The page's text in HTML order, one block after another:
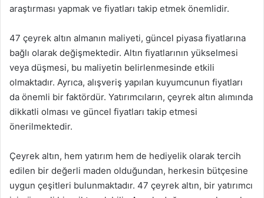
araştırması yapmak ve fiyatları takip etmek önemlidir.
47 çeyrek altın almanın maliyeti, güncel piyasa fiyatlarına
bağlı olarak değişmektedir. Altın fiyatlarının yükselmesi
veya düşmesi, bu maliyetin belirlenmesinde etkili
olmaktadır. Ayrıca, alışveriş yapılan kuyumcunun fiyatları
da önemli bir faktördür. Yatırımcıların, çeyrek altın alımında
dikkatli olması ve güncel fiyatları takip etmesi
önerilmektedir.
Çeyrek altın, hem yatırım hem de hediyelik olarak tercih
edilen bir değerli maden olduğundan, herkesin bütçesine
uygun çeşitleri bulunmaktadır. 47 çeyrek altın, bir yatırımcı